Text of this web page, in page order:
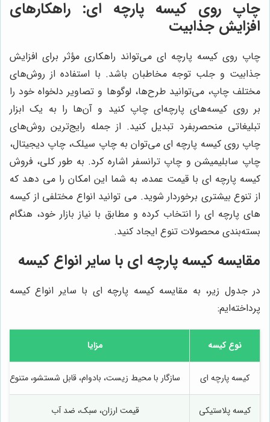
چاپ روی کیسه پارچه ای: راهکارهای
افزایش جذابیت
چاپ روی کیسه پارچه ای می‌تواند راهکاری مؤثر برای افزایش
جذابیت و جلب توجه مخاطبان باشد. با استفاده از روش‌های
مختلف چاپ، می‌توانید طرح‌ها، لوگوها و تصاویر دلخواه خود را
بر روی کیسه‌های پارچه‌ای چاپ کنید و آن‌ها را به یک ابزار
تبلیغاتی منحصربفرد تبدیل کنید. از جمله رایج‌ترین روش‌های
چاپ روی کیسه پارچه ای می‌توان به چاپ سیلک، چاپ دیجیتال،
چاپ سابلیمیشن و چاپ ترانسفر اشاره کرد. به طور کلی، فروش
کیسه پارچه ای با قیمت عمده، به شما این امکان را می دهد که
از تنوع بیشتری برخوردار شوید. می توانید انواع مختلفی از کیسه
های پارچه ای را انتخاب کرده و مطابق با نیاز بازار خود، هنگام
بسته‌بندی محصولات تنوع ایجاد کنید.
مقایسه کیسه پارچه ای با سایر انواع کیسه
در جدول زیر، به مقایسه کیسه پارچه ای با سایر انواع کیسه
پرداخته‌ایم:
نوع کیسه مزایا
کیسه پارچه ای سازگار با محیط زیست، بادوام، قابل شستشو، متنوع
کیسه پلاستیکی قیمت ارزان، سبک، ضد آب